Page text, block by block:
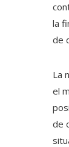
la
de
La
el
de